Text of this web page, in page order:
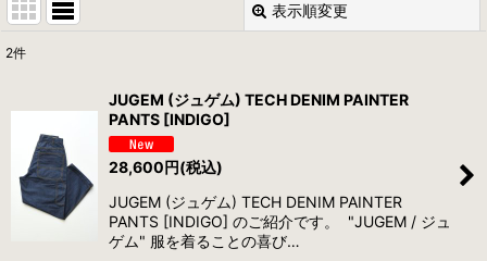
表示順変更
並び順
絞り込む
2件
JUGEM (ジュゲム) TECH DENIM PAINTER
PANTS [INDIGO]
28,600円(税込)
JUGEM (ジュゲム) TECH DENIM PAINTER
PANTS [INDIGO] のご紹介です。 "JUGEM / ジュ
ゲム" 服を着ることの喜び…